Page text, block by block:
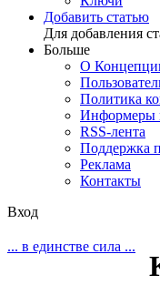
Добавить статью
Для добавления
Больше
О
Политика
Информеры
RSS-лента
Поддержка
Реклама
Контакты
Вход
... в единстве сила ...